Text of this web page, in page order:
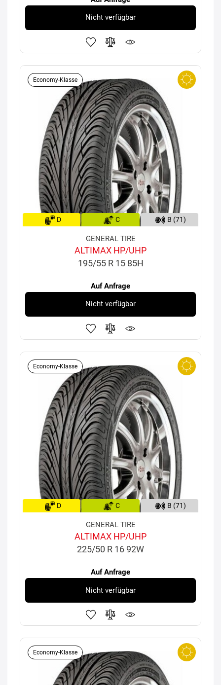
Nicht verfügbar
Economy-Klasse
D C B (71)
GENERAL TIRE
ALTIMAX HP/UHP
195/55 R 15 85H
Auf Anfrage
Nicht verfügbar
Economy-Klasse
D C B (71)
GENERAL TIRE
ALTIMAX HP/UHP
225/50 R 16 92W
Auf Anfrage
Nicht verfügbar
Economy-Klasse